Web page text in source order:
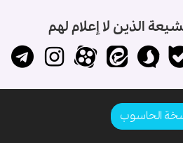
الذين لا إعلام لهم
الحاسوب